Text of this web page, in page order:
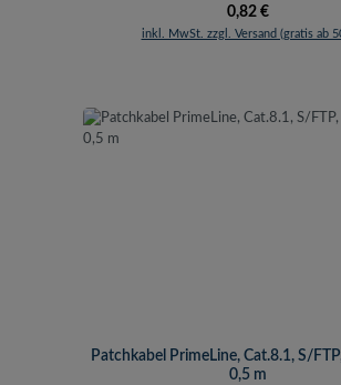
Regulärer Preis:
0,82 €
inkl. MwSt. zzgl. Versand (gratis ab
Patchkabel PrimeLine, Cat.8.1, S/
0,5 m